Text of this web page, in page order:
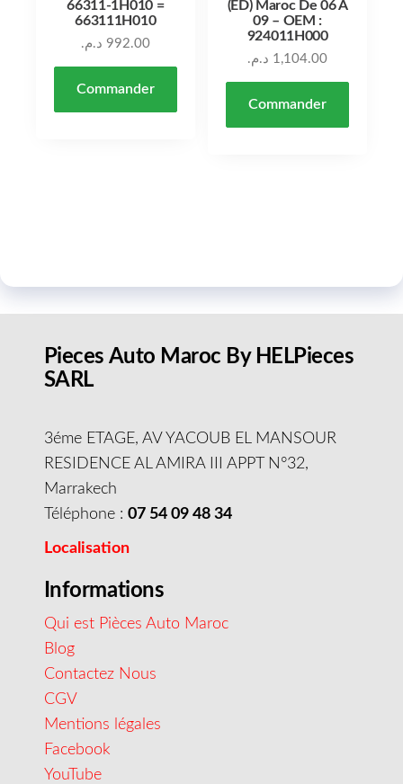
66311-1H010 =
663111H010
992.00 د.م.
Commander
(ED) Maroc De 06 À
09 – OEM :
924011H000
1,104.00 د.م.
Commander
Pieces Auto Maroc By HELPieces
SARL
3éme ETAGE, AV YACOUB EL MANSOUR
RESIDENCE AL AMIRA III APPT N°32,
Marrakech
Téléphone : 07 54 09 48 34
Localisation
Informations
Qui est Pièces Auto Maroc
Blog
Contactez Nous
CGV
Mentions légales
Facebook
YouTube